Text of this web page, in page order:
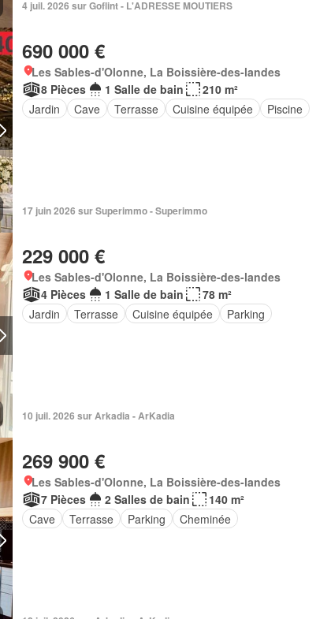
4 juil. 2026 sur Goflint - L'ADRESSE MOUTIERS
690 000 €
Les Sables-d'Olonne, La Boissière-des-landes
8 Pièces
1 Salle de bain
210 m²
Jardin
Cave Terrasse Cuisine équipée Piscine
17 juin 2026 sur Superimmo - Superimmo
229 000 €
Les Sables-d'Olonne, La Boissière-des-landes
4 Pièces
1 Salle de bain
78 m²
Jardin
Terrasse Cuisine équipée Parking
10 juil. 2026 sur Arkadia - ArKadia
269 900 €
Les Sables-d'Olonne, La Boissière-des-landes
7 Pièces
2 Salles de bain
140 m²
Cave
Terrasse Parking Cheminée